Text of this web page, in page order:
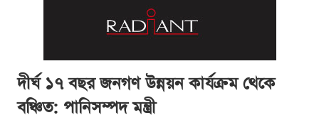
দীর্ঘ ১৭ বছর জনগণ উন্নয়ন কার্যক্রম থেকে
বঞ্চিত: পানিসম্পদ মন্ত্রী